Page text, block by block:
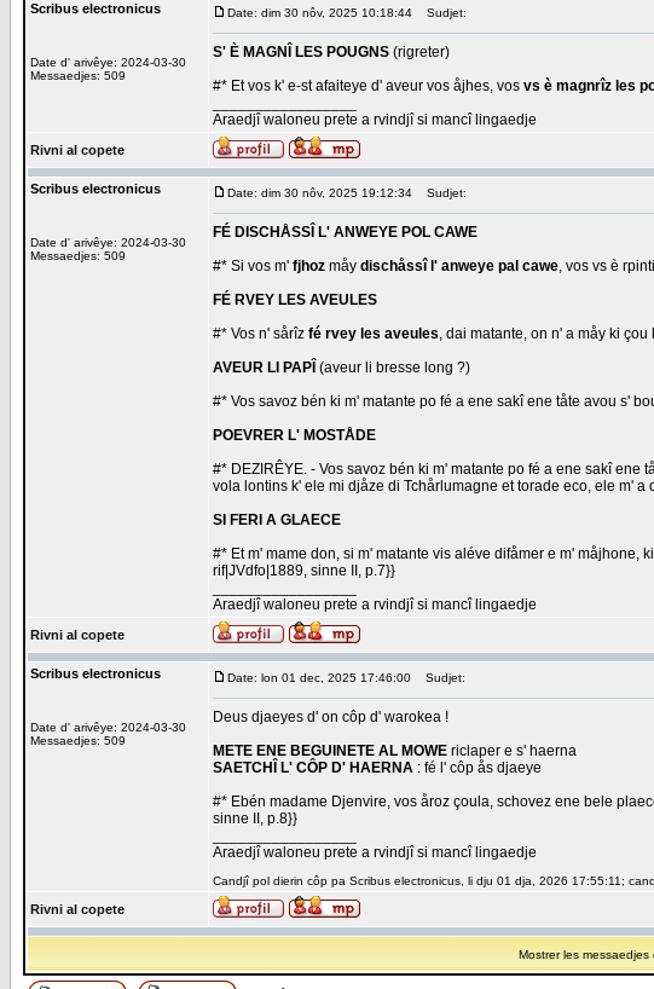
Scribus electronicus
Date d' arivêye: 2024-03-30
Messaedjes: 509
Date: dim 30 nôv, 2025 10:18:44 Sudjet:
S' È MAGNÎ LES POUGNS (rigreter)
#* Et vos k' e-st afaiteye d' aveur vos åjhes, vos vs è magnrîz les
Araedjî waloneu prete a rvindjî si mancî lingaedje
Rivni al copete
Scribus electronicus
Date d' arivêye: 2024-03-30
Messaedjes: 509
Date: dim 30 nôv, 2025 19:12:34 Sudjet:
FÉ DISCHÅSSÎ L' ANWEYE POL CAWE
#* Si vos m' fjhoz måy dischåssî l' anweye pal cawe, vos vs è
FÉ RVEY LES AVEULES
#* Vos n' sårîz fé rvey les aveules, dai matante, on n' a måy ki
AVEUR LI PAPÎ (aveur li bresse long ?)
#* Vos savoz bén ki m' matante po fé a ene sakî ene tåte avou s'
POEVRER L' MOSTÅDE
#* DEZIRÊYE. - Vos savoz bén ki m' matante po fé a ene sakî
vola lontins k' ele mi djåze di Tchårlumagne et torade eco, ele m'
SI FERI A GLAECE
#* Et m' mame don, si m' matante vis aléve difåmer e m' måjhone,
rif|JVdfo|1889, sinne II, p.7}}
Araedjî waloneu prete a rvindjî si mancî lingaedje
Rivni al copete
Scribus electronicus
Date d' arivêye: 2024-03-30
Messaedjes: 509
Date: lon 01 dec, 2025 17:46:00 Sudjet:
Deus djaeyes d' on côp d' warokea !
METE ENE BEGUINETE AL MOWE riclaper e s' haerna
SAETCHÎ L' CÔP D' HAERNA : fé l' côp ås djaeye
#* Ebén madame Djenvire, vos åroz çoula, schovez ene bele
sinne II, p.8}}
Araedjî waloneu prete a rvindjî si mancî lingaedje
Candjî pol dierin côp pa Scribus electronicus, li dju 01 dja, 2026 17:55:11;
Rivni al copete
Mostrer les messaedjes